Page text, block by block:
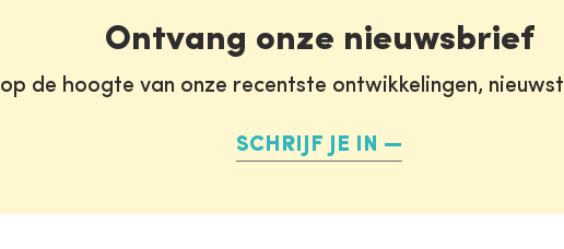
Ontvang onze nieuwsbrief
op de hoogte van onze recentste ontwikkelingen,
SCHRIJF JE IN